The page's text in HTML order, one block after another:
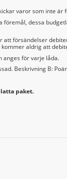
varor som inte
föremål, dessa
att försändelser
aldrig att
anges för varje låda.
Beskrivning B:
paket.